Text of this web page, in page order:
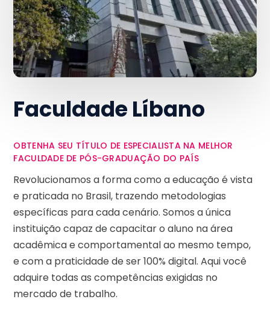
Faculdade Líbano
OBTENHA SEU TÍTULO DE ESPECIALISTA NA MELHOR
FACULDADE DE PÓS-GRADUAÇÃO DO PAÍS
Revolucionamos a forma como a educação é vista
e praticada no Brasil, trazendo metodologias
específicas para cada cenário. Somos a única
instituição capaz de capacitar o aluno na área
acadêmica e comportamental ao mesmo tempo,
e com a praticidade de ser 100% digital. Aqui você
adquire todas as competências exigidas no
mercado de trabalho.